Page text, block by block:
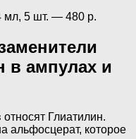
мл, 5 шт. — 480 р.
в ампулах и
Глиатилин.
альфосцерат, которое